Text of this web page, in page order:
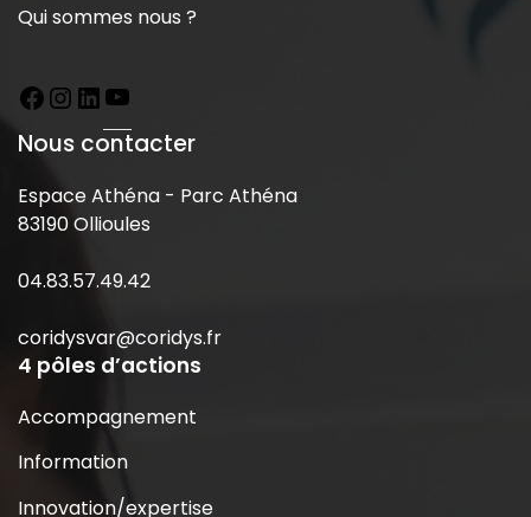
Qui sommes nous ?
Nous contacter
Espace Athéna - Parc Athéna
83190 Ollioules
04.83.57.49.42
coridysvar@coridys.fr
4 pôles d’actions
Accompagnement
Information
Innovation/expertise